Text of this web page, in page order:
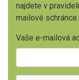
najdete v
mailové
Vaše e-mailová